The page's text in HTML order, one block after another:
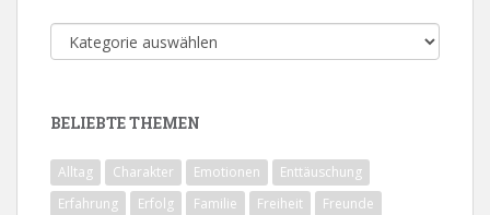
Alle
Themen
BELIEBTE THEMEN
Alltag Charakter Emotionen
Enttäuschung
Erfahrung
Erfolg Familie Freiheit
Freunde